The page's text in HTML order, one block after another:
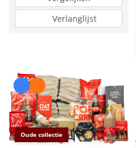
Verlanglijst
Oude collectie